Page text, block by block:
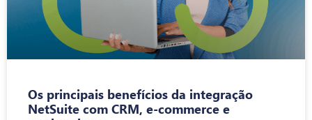
Os principais benefícios da integração
NetSuite com CRM, e-commerce e